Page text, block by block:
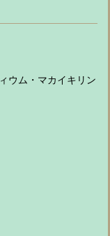
ウム・マカイキリン